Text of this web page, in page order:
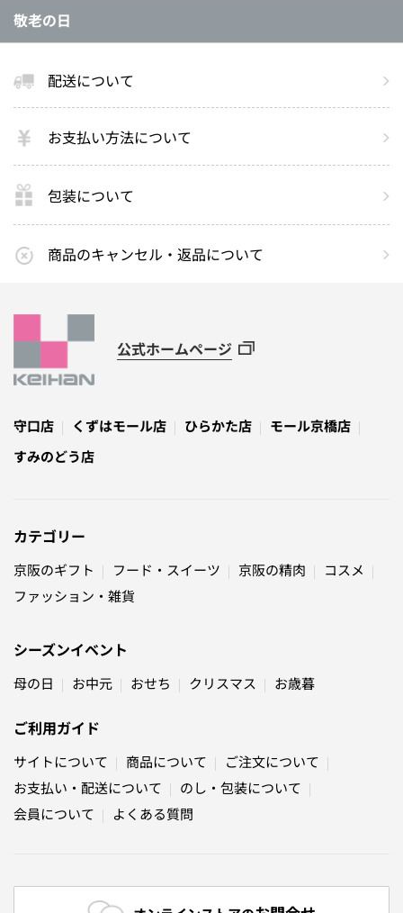
敬老の日
配送について
お支払い方法について
包装について
商品のキャンセル・返品について
公式ホームページ
守口店 くずはモール店 ひらかた店
モール京橋店
すみのどう店
カテゴリー
京阪のギフト フード・スイーツ 京阪の精肉
コスメ
ファッション・雑貨
シーズンイベント
母の日 お中元 おせち クリスマス お歳暮
ご利用ガイド
サイトについて 商品について
ご注文について
お支払い・配送について
のし・包装について
会員について
よくある質問